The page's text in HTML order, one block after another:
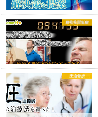
腰椎椎間板症
圧迫骨折